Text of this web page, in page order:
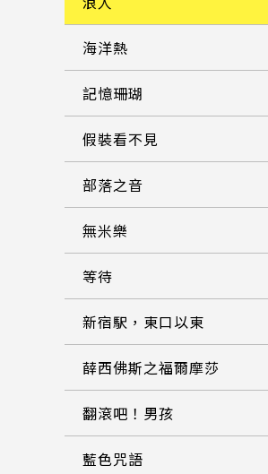
海洋熱
記憶珊瑚
假裝看不見
部落之音
無米樂
等待
新宿駅，東口以東
薛西佛斯之福爾摩莎
翻滾吧！男孩
藍色咒語